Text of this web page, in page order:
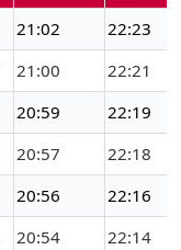
21:02
22:23
21:00
22:21
20:59
22:19
20:57
22:18
20:56
22:16
20:54
22:14